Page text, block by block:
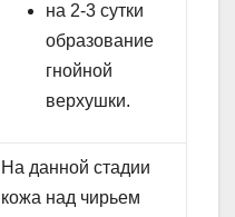
на 2-3 сутки
образование
гнойной
верхушки.
На данной стадии
кожа над чирьем